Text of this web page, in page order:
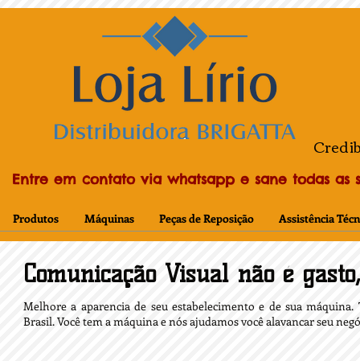
Entre em contato via whatsapp e sane todas as
Produtos Máquinas Peças de Reposição Assistência
Comunicação Visual não é
Melhore a aparencia de seu estabelecimento e de sua
Brasil. Você tem a máquina e nós ajudamos você alavancar seu